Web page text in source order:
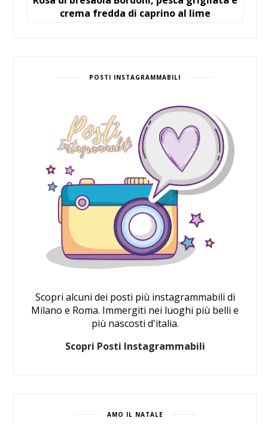
crema fredda di caprino al lime
POSTI INSTAGRAMMABILI
Scopri alcuni dei posti più instagrammabili di
Milano e Roma. Immergiti nei luoghi più belli e
più nascosti d'italia.
Scopri Posti Instagrammabili
AMO IL NATALE